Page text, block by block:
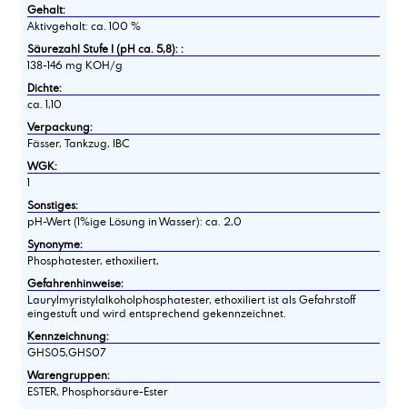
Gehalt:
Aktivgehalt: ca. 100 %
Säurezahl Stufe I (pH ca. 5,8): :
138-146 mg KOH/g
Dichte:
ca. 1,10
Verpackung:
Fässer, Tankzug, IBC
WGK:
1
Sonstiges:
pH-Wert (1%ige Lösung in Wasser): ca. 2,0
Synonyme:
Phosphatester, ethoxiliert,
Gefahrenhinweise:
Laurylmyristylalkoholphosphatester, ethoxiliert ist als Gefahrstoff
eingestuft und wird entsprechend gekennzeichnet.
Kennzeichnung:
GHS05,GHS07
Warengruppen:
ESTER, Phosphorsäure-Ester